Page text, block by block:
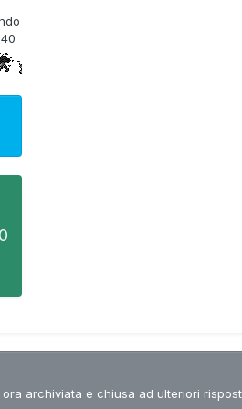
0
archiviata e chiusa ad ulteriori